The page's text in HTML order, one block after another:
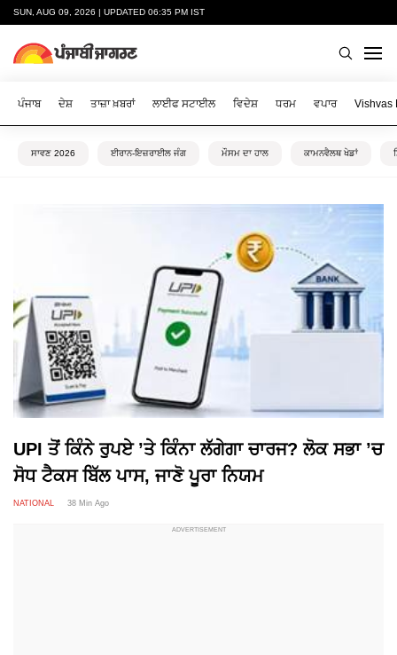
SUN, AUG 09, 2026 | UPDATED 06:35 PM IST
ਪੰਜਾਬ ਦੇਸ਼ ਤਾਜ਼ਾ ਖ਼ਬਰਾਂ ਲਾਈਫ ਸਟਾਈਲ ਵਿਦੇਸ਼ ਧਰਮ ਵਪਾਰ Vishvas
ਸਾਵਣ 2026 ਈਰਾਨ-ਇਜ਼ਰਾਈਲ ਜੰਗ ਮੌਸਮ ਦਾ ਹਾਲ ਕਾਮਨਵੈਲਥ ਖੇਡਾਂ
UPI ਤੋਂ ਕਿੰਨੇ ਰੁਪਏ ’ਤੇ ਕਿੰਨਾ ਲੱਗੇਗਾ ਚਾਰਜ? ਲੋਕ ਸਭਾ ’ਚ
ਸੋਧ ਟੈਕਸ ਬਿੱਲ ਪਾਸ, ਜਾਣੋ ਪੂਰਾ ਨਿਯਮ
NATIONAL 38 Min Ago